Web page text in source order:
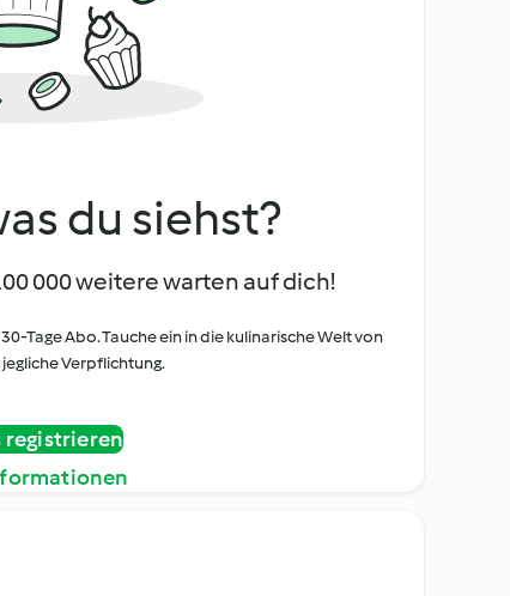
du siehst?
000 weitere warten auf dich!
Tage Abo. Tauche ein in die kulinarische Welt von
Verpflichtung.
registrieren